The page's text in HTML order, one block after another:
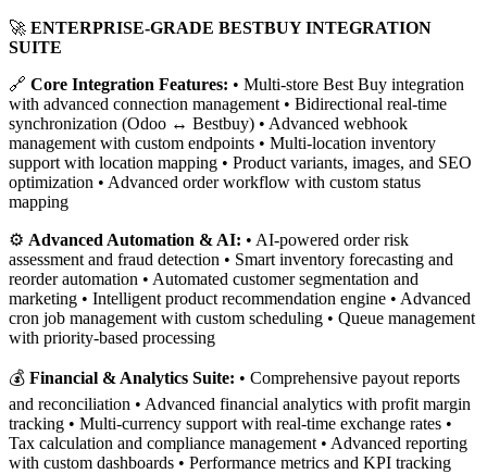
🚀 ENTERPRISE-GRADE BESTBUY INTEGRATION
SUITE
🔗 Core Integration Features: • Multi-store Best Buy integration
with advanced connection management • Bidirectional real-time
synchronization (Odoo ↔ Bestbuy) • Advanced webhook
management with custom endpoints • Multi-location inventory
support with location mapping • Product variants, images, and SEO
optimization • Advanced order workflow with custom status
mapping
⚙️ Advanced Automation & AI: • AI-powered order risk
assessment and fraud detection • Smart inventory forecasting and
reorder automation • Automated customer segmentation and
marketing • Intelligent product recommendation engine • Advanced
cron job management with custom scheduling • Queue management
with priority-based processing
💰 Financial & Analytics Suite: • Comprehensive payout reports
and reconciliation • Advanced financial analytics with profit margin
tracking • Multi-currency support with real-time exchange rates •
Tax calculation and compliance management • Advanced reporting
with custom dashboards • Performance metrics and KPI tracking